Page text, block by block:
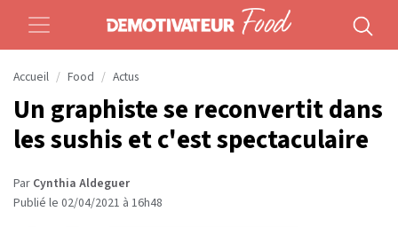
Accueil Food Actus
Un graphiste se reconvertit dans
les sushis et c'est spectaculaire
Par Cynthia Aldeguer
Publié le 02/04/2021 à 16h48